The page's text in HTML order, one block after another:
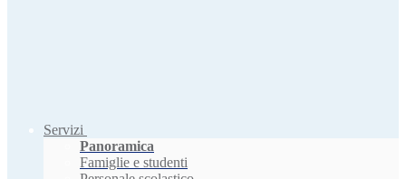
Servizi
Panoramica
Famiglie e studenti